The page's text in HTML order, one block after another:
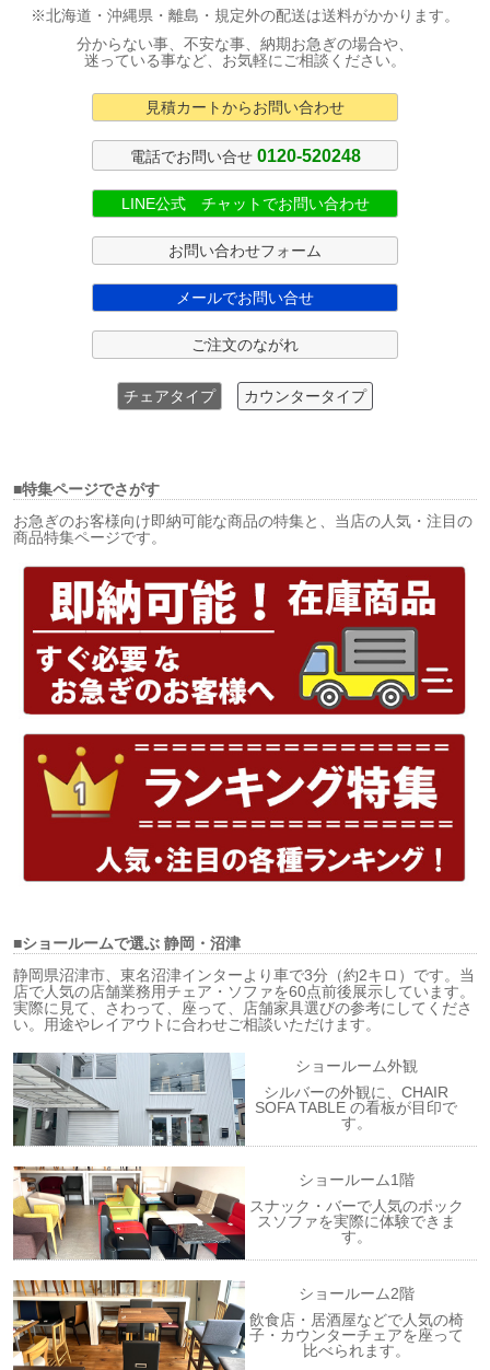
※北海道・沖縄県・離島・規定外の配送は送料がかかります。
分からない事、不安な事、納期お急ぎの場合や、
迷っている事など、お気軽にご相談ください。
見積カートからお問い合わせ
電話でお問い合せ 0120-520248
LINE公式 チャットでお問い合わせ
お問い合わせフォーム
メールでお問い合せ
ご注文のながれ
チェアタイプ カウンタータイプ
■特集ページでさがす
お急ぎのお客様向け即納可能な商品の特集と、当店の人気・注目の
商品特集ページです。
■ショールームで選ぶ静岡・沼津
静岡県沼津市、東名沼津インターより車で3分（約2キロ）です。当
店で人気の店舗業務用チェア・ソファを60点前後展示しています。
実際に見て、さわって、座って、店舗家具選びの参考にしてくださ
い。用途やレイアウトに合わせご相談いただけます。
ショールーム外観
シルバーの外観に、CHAIR
SOFA TABLE の看板が目印で
す。
ショールーム1階
スナック・バーで人気のボック
スソファを実際に体験できま
す。
ショールーム2階
飲食店・居酒屋などで人気の椅
子・カウンターチェアを座って
比べられます。